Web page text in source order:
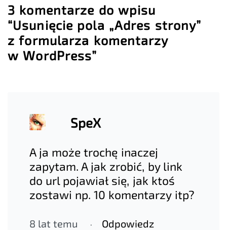
3 komentarze do wpisu
“Usunięcie pola „Adres strony”
z formularza komentarzy
w WordPress”
SpeX
A ja może trochę inaczej
zapytam. A jak zrobić, by link
do url pojawiał się, jak ktoś
zostawi np. 10 komentarzy itp?
8 lat temu Odpowiedz